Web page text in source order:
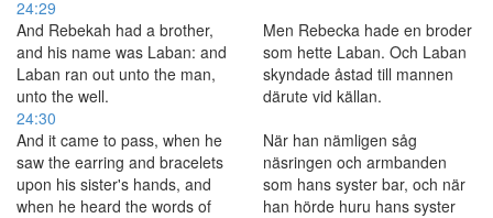
24:29
And Rebekah had a brother,
and his name was Laban: and
Laban ran out unto the man,
unto the well.
Men Rebecka hade en broder
som hette Laban. Och Laban
skyndade åstad till mannen
därute vid källan.
24:30
And it came to pass, when he
saw the earring and bracelets
upon his sister's hands, and
when he heard the words of
När han nämligen såg
näsringen och armbanden
som hans syster bar, och när
han hörde huru hans syster